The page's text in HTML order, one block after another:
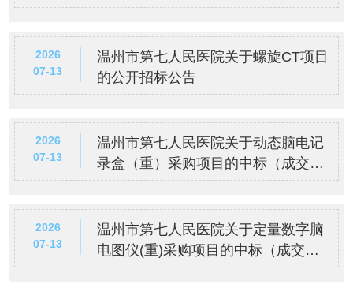
2026
07-13
温州市第七人民医院关于螺旋CT项目
的公开招标公告
2026
07-13
温州市第七人民医院关于动态脑电记
录盒（重）采购项目的中标（成交）
公告
2026
07-13
温州市第七人民医院关于定量数字脑
电图仪(重)采购项目的中标（成交）
公告